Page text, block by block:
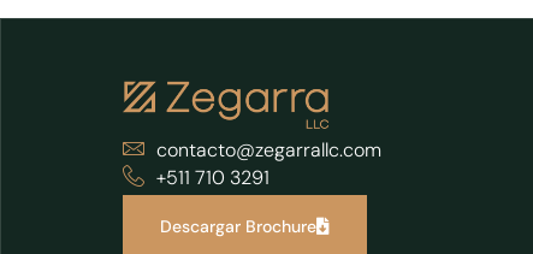
contacto@zegarrallc.com
+511 710 3291
Descargar Brochure